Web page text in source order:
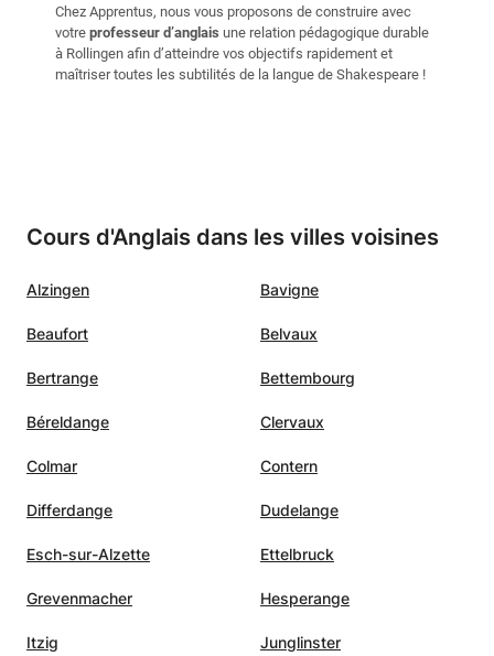
Chez Apprentus, nous vous proposons de construire avec
votre professeur d’anglais une relation pédagogique durable
à Rollingen afin d’atteindre vos objectifs rapidement et
maîtriser toutes les subtilités de la langue de Shakespeare !
Cours d'Anglais dans les villes voisines
Alzingen Bavigne
Beaufort Belvaux
Bertrange Bettembourg
Béreldange Clervaux
Colmar Contern
Differdange Dudelange
Esch-sur-Alzette Ettelbruck
Grevenmacher Hesperange
Itzig Junglinster